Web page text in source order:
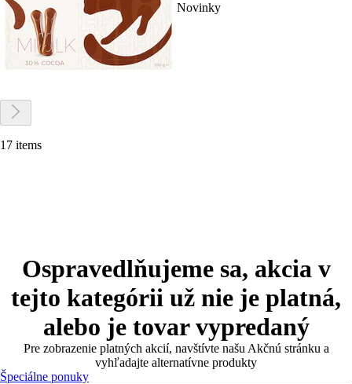
Novinky
17 items
Ospravedlňujeme sa, akcia v
tejto kategórii už nie je platná,
alebo je tovar vypredaný
Pre zobrazenie platných akcií, navštívte našu Akčnú stránku a
vyhľadajte alternatívne produkty
Špeciálne ponuky